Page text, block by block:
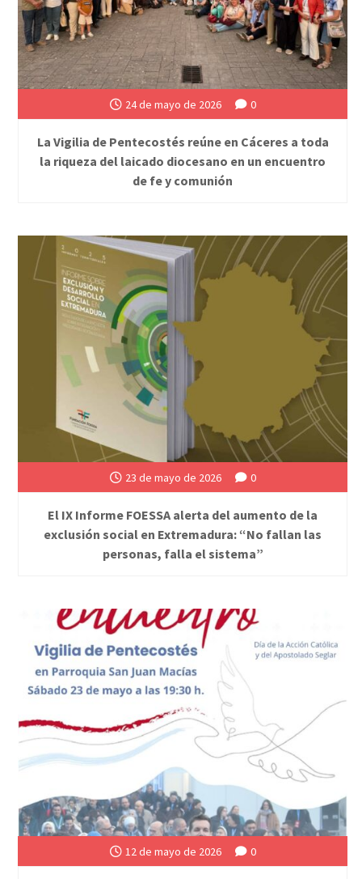
24 de mayo de 2026 0
La Vigilia de Pentecostés reúne en Cáceres a toda
la riqueza del laicado diocesano en un encuentro
de fe y comunión
23 de mayo de 2026 0
El IX Informe FOESSA alerta del aumento de la
exclusión social en Extremadura: “No fallan las
personas, falla el sistema”
12 de mayo de 2026 0